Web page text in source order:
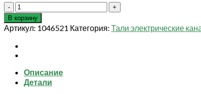
Количество
товара
Таль
электрическая
TOR
ТЭК
PRO
г/
В корзину
Артикул: 1046521 Категория: Тали электрические
Описание
Детали